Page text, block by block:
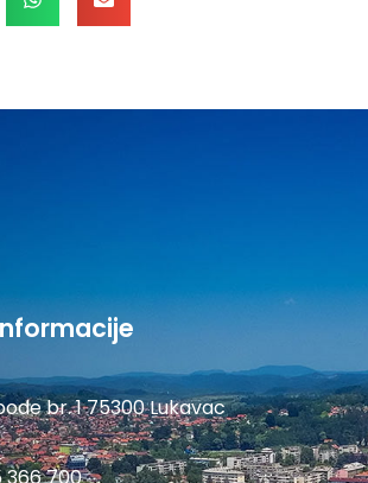
br. 1 75300 Lukavac